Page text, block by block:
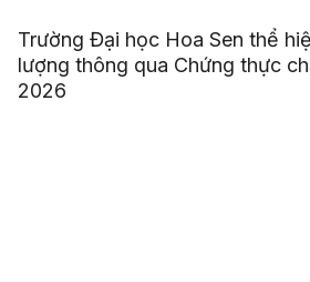
Trường Đại học Hoa Sen thể
lượng thông qua Chứng thực
2026